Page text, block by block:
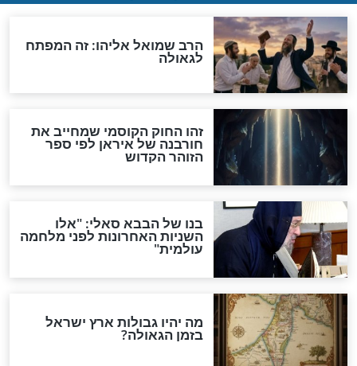
"לפני הגאולה תהיה אפיקורסות
והכחשה גדולה מאוד של
האמונה"
האם לאחר בוא המשיח יהיה
אפשר לחזור בתשובה?
לכל המאמרים